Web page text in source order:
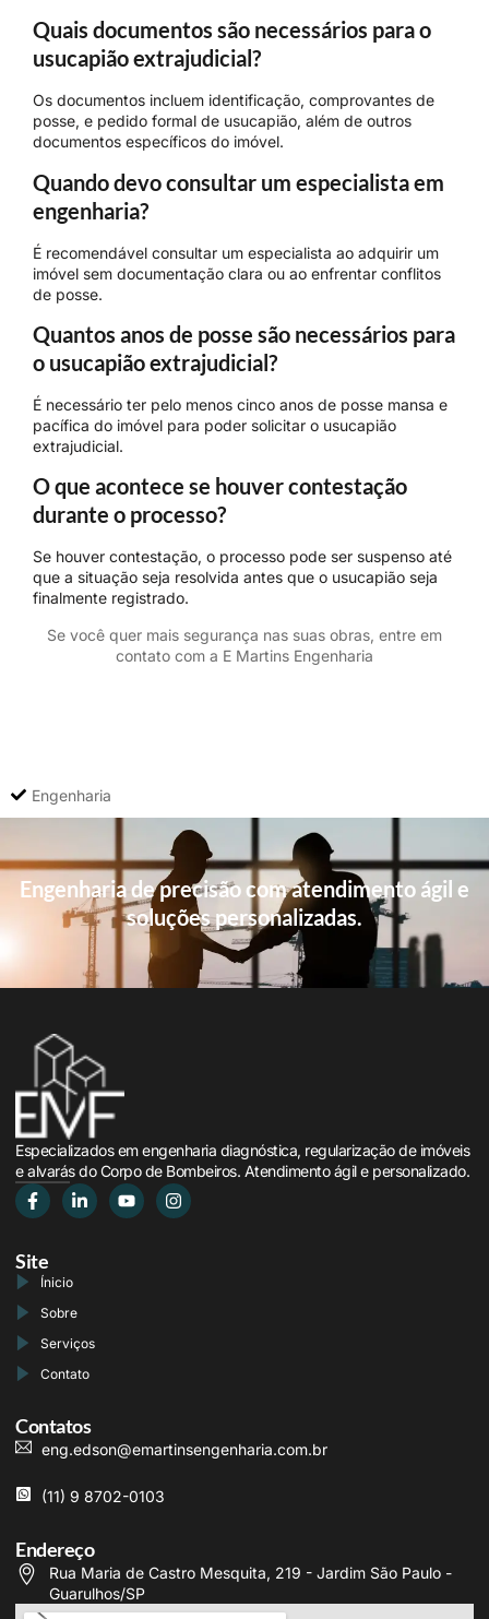
Quais documentos são necessários para o
usucapião extrajudicial?
Os documentos incluem identificação, comprovantes de
posse, e pedido formal de usucapião, além de outros
documentos específicos do imóvel.
Quando devo consultar um especialista em
engenharia?
É recomendável consultar um especialista ao adquirir um
imóvel sem documentação clara ou ao enfrentar conflitos
de posse.
Quantos anos de posse são necessários para
o usucapião extrajudicial?
É necessário ter pelo menos cinco anos de posse mansa e
pacífica do imóvel para poder solicitar o usucapião
extrajudicial.
O que acontece se houver contestação
durante o processo?
Se houver contestação, o processo pode ser suspenso até
que a situação seja resolvida antes que o usucapião seja
finalmente registrado.
Se você quer mais segurança nas suas obras, entre em
contato com a E Martins Engenharia
Engenharia
Engenharia de precisão com atendimento ágil e
soluções personalizadas.
Especializados em engenharia diagnóstica, regularização de imóveis
e alvarás do Corpo de Bombeiros. Atendimento ágil e personalizado.
Site
Ínicio
Sobre
Serviços
Contato
Contatos
eng.edson@emartinsengenharia.com.br
(11) 9 8702-0103
Endereço
Rua Maria de Castro Mesquita, 219 - Jardim São Paulo -
Guarulhos/SP